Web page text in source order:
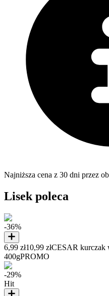
Najniższa cena z 30 dni przez
Lisek poleca
-36%
6,99 zł10,99 złCESAR kurczak
400gPROMO
-29%
Hit